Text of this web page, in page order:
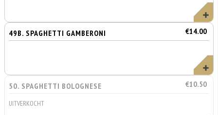
49B. SPAGHETTI GAMBERONI €14.00
50. SPAGHETTI BOLOGNESE €10.50
UITVERKOCHT